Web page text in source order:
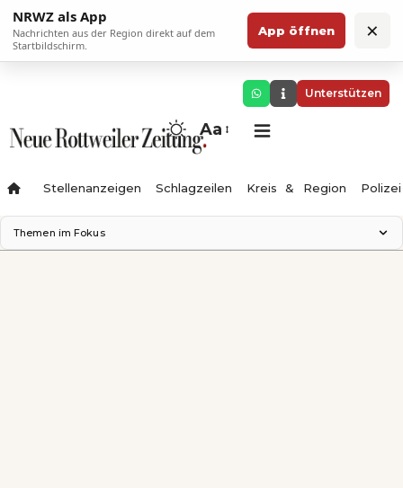
NRWZ als App
Nachrichten aus der Region direkt auf dem
Startbildschirm.
App öffnen ×
Unterstützen
Aa
Stellenanzeigen Schlagzeilen Kreis & Region Polizei
Themen im Fokus